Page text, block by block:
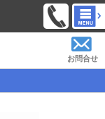
お問合せ